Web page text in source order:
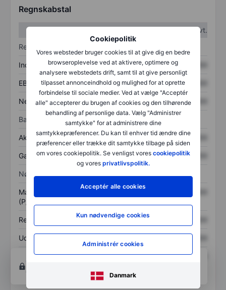
Cookiepolitik
Vores websteder bruger cookies til at give dig en bedre
browseroplevelse ved at aktivere, optimere og
analysere webstedets drift, samt til at give personligt
tilpasset annonceindhold og mulighed for at oprette
forbindelse til sociale medier. Ved at vælge "Acceptér
alle" accepterer du brugen af cookies og den tilhørende
behandling af personlige data. Vælg "Administrer
samtykke" for at administrere dine
samtykkepræferencer. Du kan til enhver tid ændre dine
præferencer eller trække dit samtykke tilbage på siden
om vores cookiepolitik. Se venligst vores cookiepolitik
og vores privatlivspolitik.
Acceptér alle cookies
Kun nødvendige cookies
Administrér cookies
Danmark
Regnskabstal
2. kvt.
Resultatopgørelse
Indtægter XXXXXXX XXXXXXX
EBITDA XXXXXXX XXXXXXX
Nettoresultat XXXXXXX XXXXXXX
Balance
Aktiver i alt XXXXXXX XXXXXXX
Gæld XXXXXXX XXXXXXX
Nøgletal
Markedsværdi/omsætning
(P/S)
XXXXXXX
Resultat pr. aktie (EPS) XXXXXXX
Udbytte pr. aktie XXXXXXX
Afkast af egenkapital XXXXXXX XXXXXXX
Opret konto
og analyse værktøjer.